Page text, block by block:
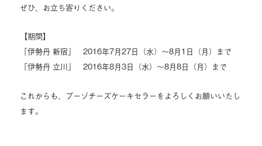
ぜひ、お立ち寄りください。
【期間】
「伊勢丹 新宿」 2016年7月27日（水）～8月1日（月）まで
「伊勢丹 立川」 2016年8月3日（水）～8月8日（月）まで
これからも、プーゾチーズケーキセラーをよろしくお願いいたし
ます。